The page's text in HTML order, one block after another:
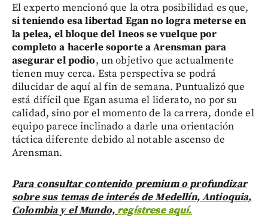
El experto mencionó que la otra posibilidad es que,
si teniendo esa libertad Egan no logra meterse en
la pelea, el bloque del Ineos se vuelque por
completo a hacerle soporte a Arensman para
asegurar el podio, un objetivo que actualmente
tienen muy cerca. Esta perspectiva se podrá
dilucidar de aquí al fin de semana. Puntualizó que
está difícil que Egan asuma el liderato, no por su
calidad, sino por el momento de la carrera, donde el
equipo parece inclinado a darle una orientación
táctica diferente debido al notable ascenso de
Arensman.
Para consultar contenido premium o profundizar
sobre sus temas de interés de Medellín, Antioquia,
Colombia y el Mundo,regístrese aquí.